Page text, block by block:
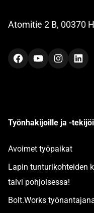
Atomitie 2 B, 00370
FacebookYouTubeInstagram
Työnhakijoille ja -
Avoimet työpaikat
Lapin tunturikohteiden
talvi pohjoisessa!
Bolt.Works